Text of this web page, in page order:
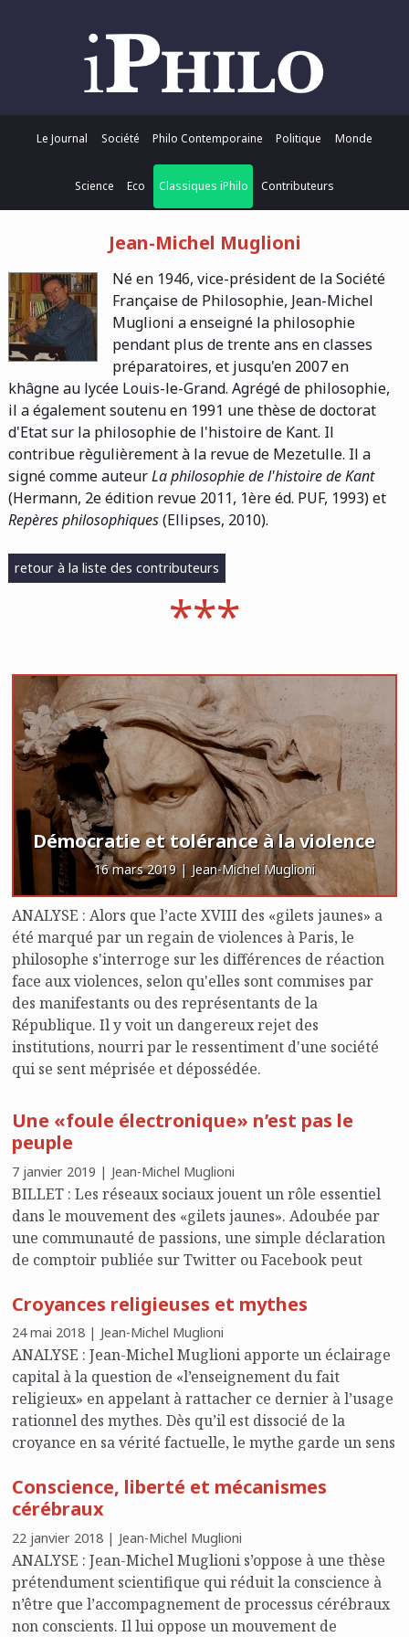
Le Journal Société Philo Contemporaine Politique Monde
Science Eco Classiques iPhilo Contributeurs
Jean-Michel Muglioni
Né en 1946, vice-président de la Société
Française de Philosophie, Jean-Michel
Muglioni a enseigné la philosophie
pendant plus de trente ans en classes
préparatoires, et jusqu'en 2007 en
khâgne au lycée Louis-le-Grand. Agrégé de philosophie,
il a également soutenu en 1991 une thèse de doctorat
d'Etat sur la philosophie de l'histoire de Kant. Il
contribue règulièrement à la revue de Mezetulle. Il a
signé comme auteurLa philosophie de l'histoire de Kant
(Hermann, 2e édition revue 2011, 1ère éd. PUF, 1993) et
Repères philosophiques(Ellipses, 2010).
retour à la liste des contributeurs
Démocratie et tolérance à la violence
16 mars 2019 | Jean-Michel Muglioni
ANALYSE : Alors que l’acte XVIII des «gilets jaunes» a
été marqué par un regain de violences à Paris, le
philosophe s'interroge sur les différences de réaction
face aux violences, selon qu'elles sont commises par
des manifestants ou des représentants de la
République. Il y voit un dangereux rejet des
institutions, nourri par le ressentiment d'une société
qui se sent méprisée et dépossédée.
Une «foule électronique» n’est pas le
peuple
7 janvier 2019 | Jean-Michel Muglioni
BILLET : Les réseaux sociaux jouent un rôle essentiel
dans le mouvement des «gilets jaunes». Adoubée par
une communauté de passions, une simple déclaration
de comptoir publiée sur Twitter ou Facebook peut
traduire en violence et menacer la notion même
d’institution politique.
Croyances religieuses et mythes
24 mai 2018 | Jean-Michel Muglioni
ANALYSE : Jean-Michel Muglioni apporte un éclairage
capital à la question de «l’enseignement du fait
religieux» en appelant à rattacher ce dernier à l’usage
rationnel des mythes. Dès qu’il est dissocié de la
croyance en sa vérité factuelle, le mythe garde un sens
poétiquement
Conscience, liberté et mécanismes
cérébraux
22 janvier 2018 | Jean-Michel Muglioni
ANALYSE : Jean-Michel Muglioni s’oppose à une thèse
prétendument scientifique qui réduit la conscience à
n’être que l’accompagnement de processus cérébraux
non conscients. Il lui oppose un mouvement de